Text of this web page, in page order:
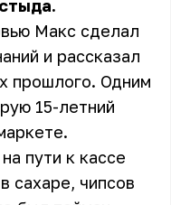
Макс сделал
и рассказал
прошлого. Одним
15-летний
пути к кассе
сахаре, чипсов